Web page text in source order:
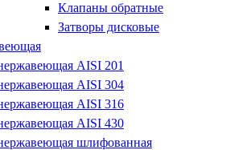
Клапаны обратные
Затворы дисковые
AISI 201
AISI 304
AISI 316
AISI 430
шлифованная